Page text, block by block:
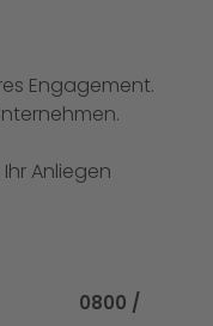
Engagement.
Anliegen
0800 /